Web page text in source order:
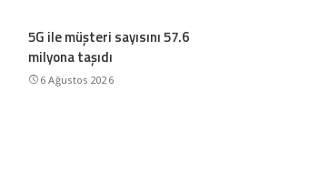
5G ile müşteri sayısını 57.6
milyona taşıdı
6 Ağustos 2026